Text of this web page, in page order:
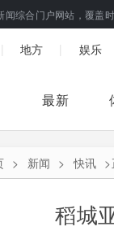
综合门户网站，覆盖
地方 娱乐
最新
> 新闻 > 快讯 >
稻城